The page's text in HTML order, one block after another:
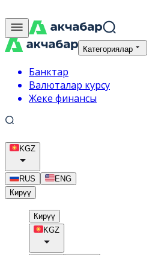
Категориялар
Банктар
Валюталар курсу
Жеке финансы
KGZ
RUS
ENG
Кирүү
Кирүү
KGZ